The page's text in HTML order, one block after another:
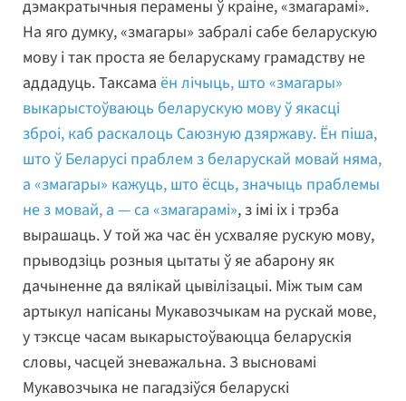
дэмакратычныя перамены ў краіне, «змагарамі».
На яго думку, «змагары» забралі сабе беларускую
мову і так проста яе беларускаму грамадству не
аддадуць. Таксама ён лічыць, што «змагары»
выкарыстоўваюць беларускую мову ў якасці
зброі, каб раскалоць Саюзную дзяржаву. Ён піша,
што ў Беларусі праблем з беларускай мовай няма,
а «змагары» кажуць, што ёсць, значыць праблемы
не з мовай, а — са «змагарамі», з імі іх і трэба
вырашаць. У той жа час ён усхваляе рускую мову,
прыводзіць розныя цытаты ў яе абарону як
дачыненне да вялікай цывілізацыі. Між тым сам
артыкул напісаны Мукавозчыкам на рускай мове,
у тэксце часам выкарыстоўваюцца беларускія
словы, часцей зневажальна. З высновамі
Мукавозчыка не пагадзіўся беларускі